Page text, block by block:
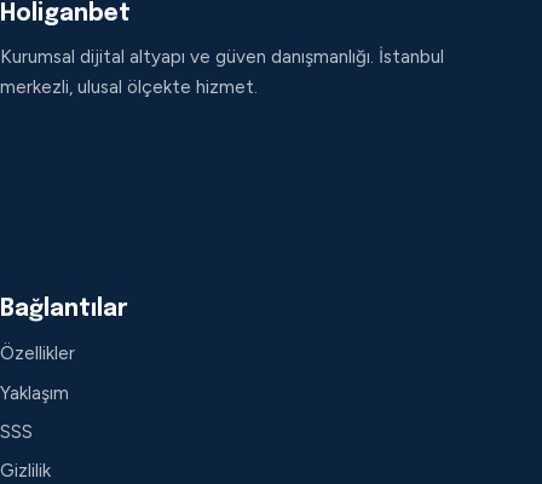
Holiganbet
Kurumsal dijital altyapı ve güven danışmanlığı. İstanbul
merkezli, ulusal ölçekte hizmet.
Bağlantılar
Özellikler
Yaklaşım
SSS
Gizlilik